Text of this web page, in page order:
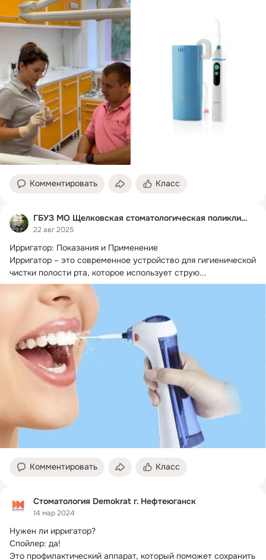
Комментировать Класс
ГБУЗ МО Щелковская стоматологическая поликлиника
22 авг 2025
Ирригатор: Показания и Применение
Ирригатор – это современное устройство для гигиенической
чистки полости рта, которое использует струю...
Комментировать Класс
Стоматология Demokrat г. Нефтеюганск
14 мар 2024
Нужен ли ирригатор?
Спойлер: да!
Это профилактический аппарат, который поможет сохранить